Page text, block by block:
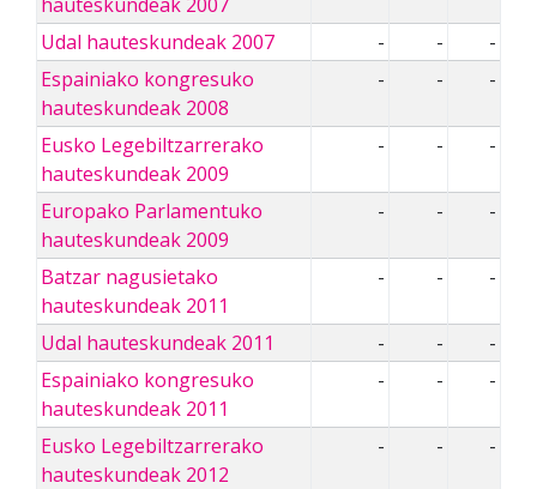
Udal hauteskundeak 2007 - -
-
Espainiako kongresuko
hauteskundeak 2008
- - -
Eusko Legebiltzarrerako
hauteskundeak 2009
- - -
Europako Parlamentuko
hauteskundeak 2009
- - -
Batzar nagusietako
hauteskundeak 2011
- - -
Udal hauteskundeak 2011 - -
-
Espainiako kongresuko
hauteskundeak 2011
- - -
Eusko Legebiltzarrerako
hauteskundeak 2012
- - -